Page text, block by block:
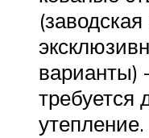
(заводская
варианты)
требуется
утепление.